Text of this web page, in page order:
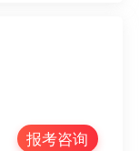
报考咨询